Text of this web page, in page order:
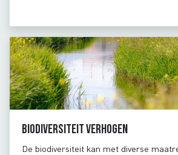
Biodiversiteit verhogen
De biodiversiteit kan met diverse